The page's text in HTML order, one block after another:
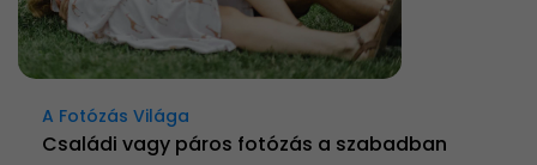
A Fotózás Világa
Családi vagy páros fotózás a szabadban